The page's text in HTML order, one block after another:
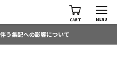
CART MENU
う集配への影響について